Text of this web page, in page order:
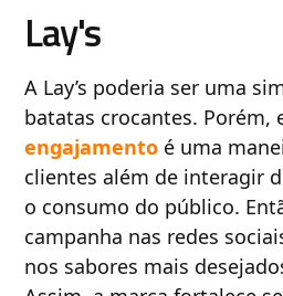
Lay's
A Lay’s poderia ser uma
batatas crocantes. Porém,
engajamento é uma
clientes além de interagir
o consumo do público.
campanha nas redes
nos sabores mais